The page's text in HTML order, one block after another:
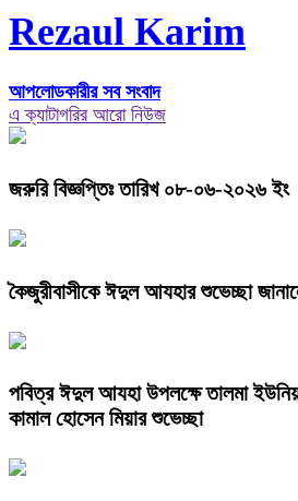
Rezaul Karim
আপলোডকারীর সব সংবাদ
এ ক্যাটাগরির আরো নিউজ
জরুরি বিজ্ঞপ্তিঃ তারিখ ০৮-০৬-২০২৬ ইং
কৈজুরীবাসীকে ঈদুল আযহার শুভেচ্ছা
পবিত্র ঈদুল আযহা উপলক্ষে তালমা
কামাল হোসেন মিয়ার শুভেচ্ছা